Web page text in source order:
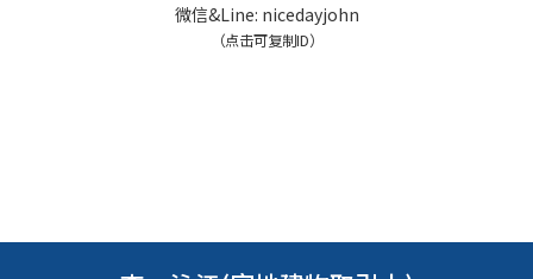
微信&Line: nicedayjohn
（点击可复制ID）